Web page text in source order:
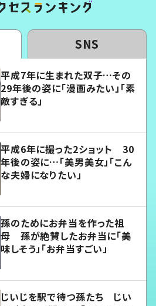
SNS
平成7年に生まれた双子…その
29年後の姿に「漫画みたい」「素
敵すぎる」
平成6年に撮った2ショット 30
年後の姿に…「美男美女」「こん
な夫婦になりたい」
孫のためにお弁当を作った祖
母 孫が絶賛したお弁当に「美
味しそう」「お弁当すごい」
じいじを駅で待つ孫たち じい